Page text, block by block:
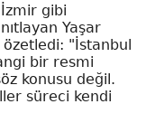
gibi
Yaşar
"İstanbul
bir resmi
konusu değil.
süreci kendi